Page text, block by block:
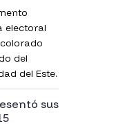
electoral
del
del Este.
sus